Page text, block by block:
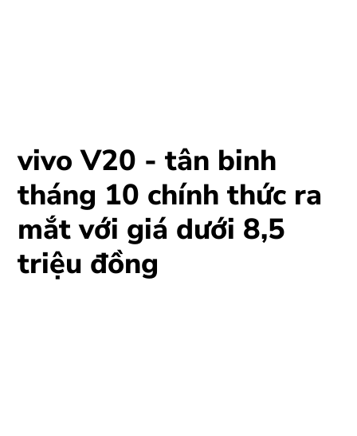
vivo V20 - tân binh
tháng 10 chính thức ra
mắt với giá dưới 8,5
triệu đồng